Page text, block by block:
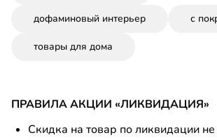
дофаминовый интерьер с
товары для дома
ПРАВИЛА АКЦИИ «ЛИКВИДАЦИЯ»
Скидка на товар по ликвидации